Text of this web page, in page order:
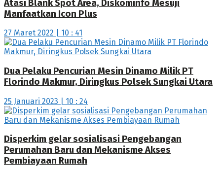
Atasi Blank Spot Area, Diskominfo Mesuji
Manfaatkan Icon Plus
27 Maret 2022 | 10 : 41
Dua Pelaku Pencurian Mesin Dinamo Milik PT
Florindo Makmur, Diringkus Polsek Sungkai Utara
25 Januari 2023 | 10 : 24
Disperkim gelar sosialisasi Pengebangan
Perumahan Baru dan Mekanisme Akses
Pembiayaan Rumah